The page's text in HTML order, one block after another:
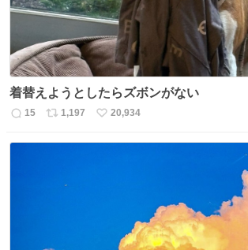
着替えようとしたらズボンがない
返
15
リ
1,197
い
20,934